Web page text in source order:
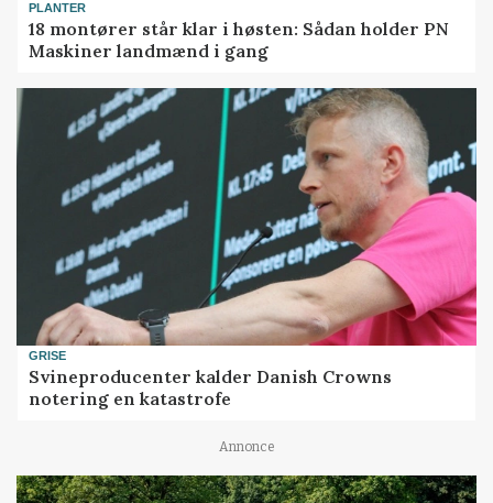
PLANTER
18 montører står klar i høsten: Sådan holder PN
Maskiner landmænd i gang
GRISE
Svineproducenter kalder Danish Crowns
notering en katastrofe
Annonce